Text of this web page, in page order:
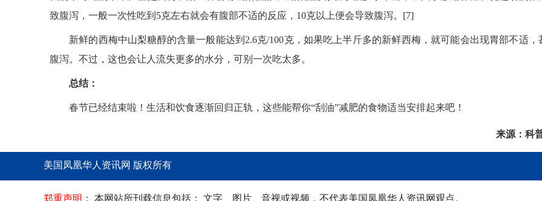
致腹泻，一般一次性吃到5克左右就会有腹部不适的反应，10克以上便会导致腹泻。[7]
新鲜的西梅中山梨糖醇的含量一般能达到2.6克/100克，如果吃上半斤多的新鲜西梅，就可能会出现胃部不适，
腹泻。不过，这也会让人流失更多的水分，可别一次吃太多。
总结：
春节已经结束啦！生活和饮食逐渐回归正轨，这些能帮你“刮油”减肥的食物适当安排起来吧！
来源：科
美国凤凰华人资讯网 版权所有
郑重声明： 本网站所刊载信息包括： 文字、图片、音视或视频，不代表美国凤凰华人资讯网观点。